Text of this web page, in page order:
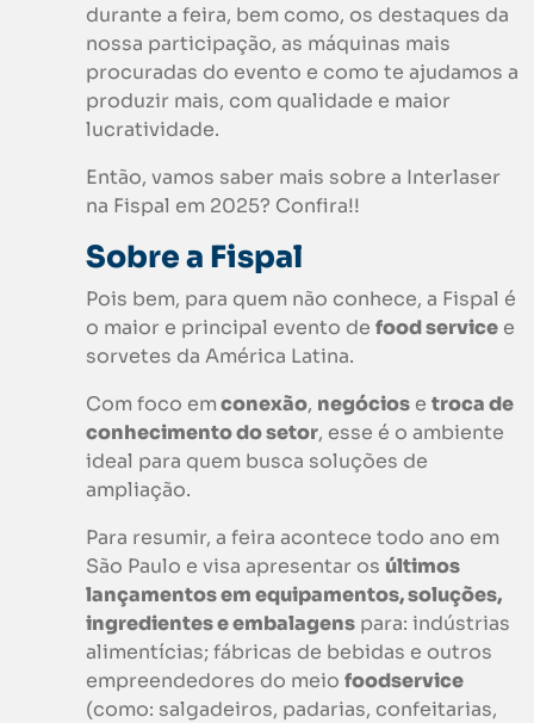
durante a feira, bem como, os destaques da
nossa participação, as máquinas mais
procuradas do evento e como te ajudamos a
produzir mais, com qualidade e maior
lucratividade.
Então, vamos saber mais sobre a Interlaser
na Fispal em 2025? Confira!!
Sobre a Fispal
Pois bem, para quem não conhece, a Fispal é
o maior e principal evento de food service e
sorvetes da América Latina.
Com foco emconexão, negócios e troca de
conhecimento do setor, esse é o ambiente
ideal para quem busca soluções de
ampliação.
Para resumir, a feira acontece todo ano em
São Paulo e visa apresentar os últimos
lançamentos em equipamentos, soluções,
ingredientes e embalagens para: indústrias
alimentícias; fábricas de bebidas e outros
empreendedores do meio foodservice
(como: salgadeiros, padarias, confeitarias,